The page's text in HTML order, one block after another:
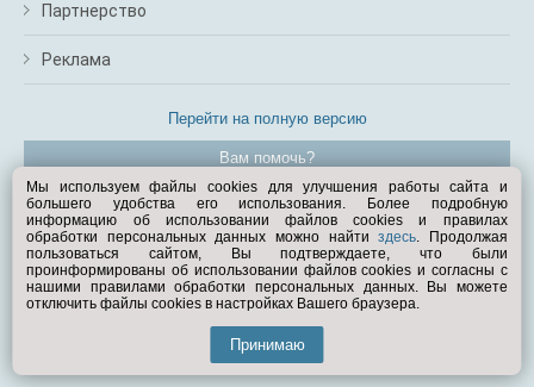
Партнерство
Реклама
Перейти на полную версию
Вам помочь?
© Exist.ru 1998—2026
Мы используем файлы cookies для улучшения работы сайта и
большего удобства его использования. Более подробную
информацию об использовании файлов cookies и правилах
обработки персональных данных можно найтиздесь. Продолжая
пользоваться сайтом, Вы подтверждаете, что были
проинформированы об использовании файлов cookies и согласны с
нашими правилами обработки персональных данных. Вы можете
отключить файлы cookies в настройках Вашего браузера.
Принимаю